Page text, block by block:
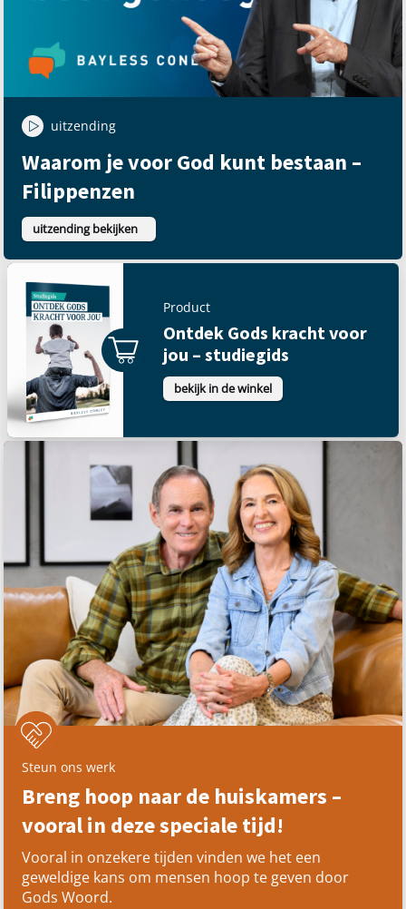
uitzending
Waarom je voor God kunt bestaan –
Filippenzen
uitzending bekijken
Product
Ontdek Gods kracht voor
jou – studiegids
bekijk in de winkel
Steun ons werk
Breng hoop naar de huiskamers –
vooral in deze speciale tijd!
Vooral in onzekere tijden vinden we het een
geweldige kans om mensen hoop te geven door
Gods Woord.